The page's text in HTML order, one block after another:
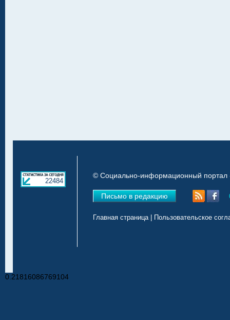
22484
© Социально-информационный портал
Письмо в редакцию
Главная страница| Пользовательское
0.21816086769104